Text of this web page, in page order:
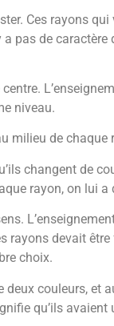
Ces rayons
a pas de
niveau.
milieu de chaque
changent de
rayon, on lui
rayons devait
choix.
couleurs, et
qu’ils